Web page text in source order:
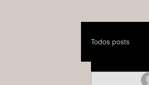
Todos posts